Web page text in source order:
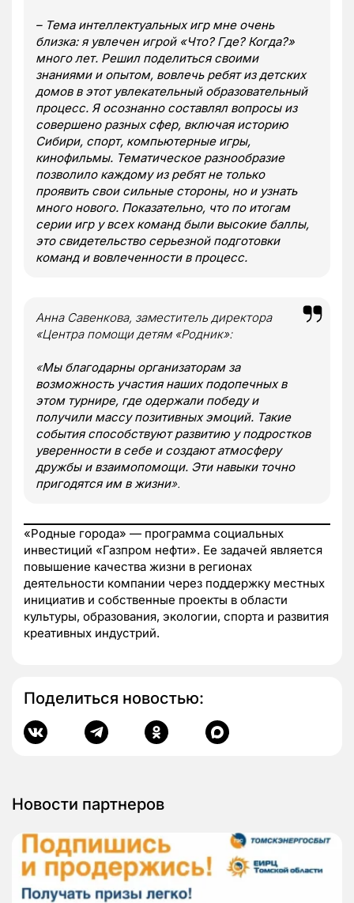
– Тема интеллектуальных игр мне очень
близка: я увлечен игрой «Что? Где? Когда?»
много лет. Решил поделиться своими
знаниями и опытом, вовлечь ребят из детских
домов в этот увлекательный образовательный
процесс. Я осознанно составлял вопросы из
совершено разных сфер, включая историю
Сибири, спорт, компьютерные игры,
кинофильмы. Тематическое разнообразие
позволило каждому из ребят не только
проявить свои сильные стороны, но и узнать
много нового. Показательно, что по итогам
серии игр у всех команд были высокие баллы,
это свидетельство серьезной подготовки
команд и вовлеченности в процесс.
Анна Савенкова, заместитель директора
«Центра помощи детям «Родник»:
«Мы благодарны организаторам за
возможность участия наших подопечных в
этом турнире, где одержали победу и
получили массу позитивных эмоций. Такие
события способствуют развитию у подростков
уверенности в себе и создают атмосферу
дружбы и взаимопомощи. Эти навыки точно
пригодятся им в жизни».
«Родные города» — программа социальных
инвестиций «Газпром нефти». Ее задачей является
повышение качества жизни в регионах
деятельности компании через поддержку местных
инициатив и собственные проекты в области
культуры, образования, экологии, спорта и развития
креативных индустрий.
Поделиться новостью:
Новости партнеров